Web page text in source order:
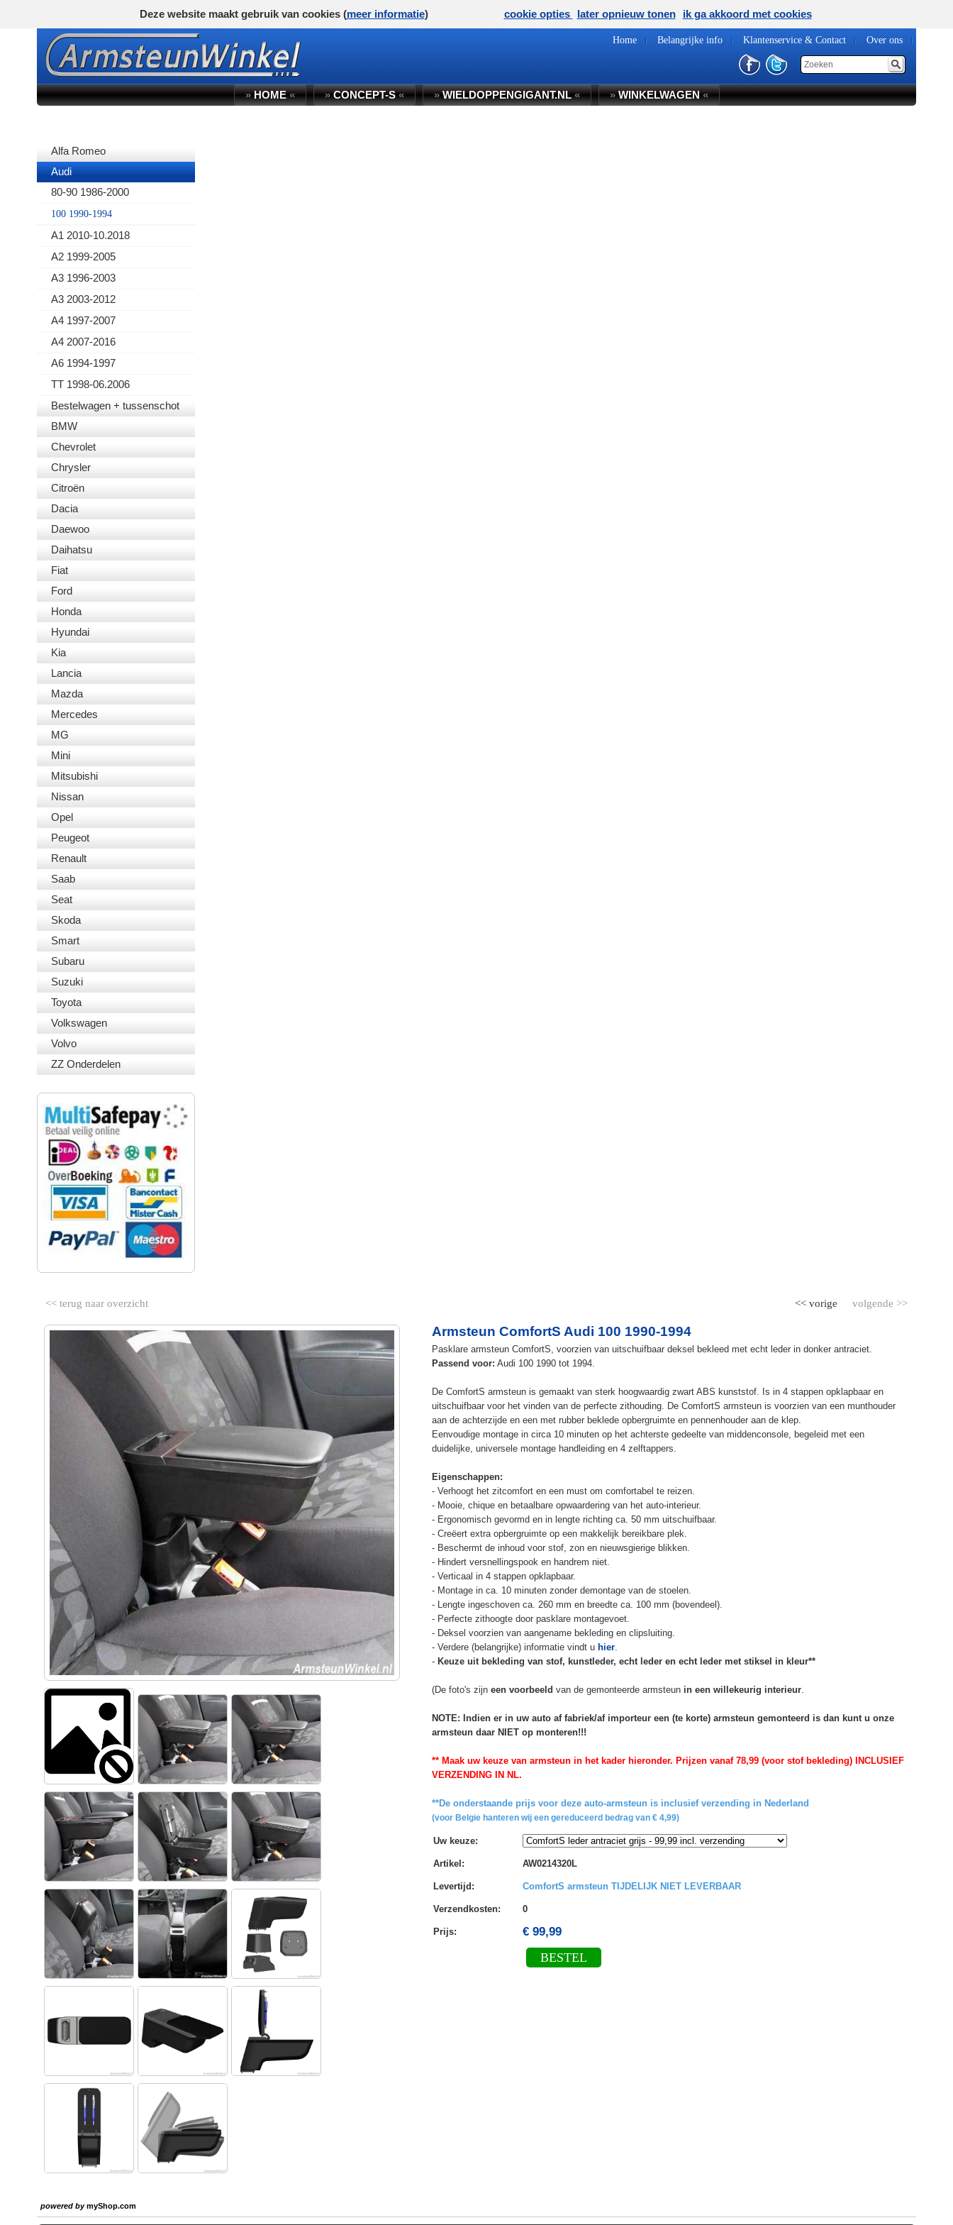
Home Belangrijke info Klantenservice & Contact Over ons
»HOME« »CONCEPT-S« »WIELDOPPENGIGANT.NL« »WINKELWAGEN«
Alfa Romeo
Audi
80-90 1986-2000
100 1990-1994
A1 2010-10.2018
A2 1999-2005
A3 1996-2003
A3 2003-2012
A4 1997-2007
A4 2007-2016
A6 1994-1997
TT 1998-06.2006
Bestelwagen + tussenschot
BMW
Chevrolet
Chrysler
Citroën
Dacia
Daewoo
Daihatsu
Fiat
Ford
Honda
Hyundai
Kia
Lancia
Mazda
Mercedes
MG
Mini
Mitsubishi
Nissan
Opel
Peugeot
Renault
Saab
Seat
Skoda
Smart
Subaru
Suzuki
Toyota
Volkswagen
Volvo
ZZ Onderdelen
<< terug naar overzicht volgende >>
<< vorige
Armsteun ComfortS Audi 100 1990-1994
Pasklare armsteun ComfortS, voorzien van uitschuifbaar deksel bekleed met echt leder in donker antraciet.
Passend voor: Audi 100 1990 tot 1994.
De ComfortS armsteun is gemaakt van sterk hoogwaardig zwart ABS kunststof. Is in 4 stappen opklapbaar en
uitschuifbaar voor het vinden van de perfecte zithouding. De ComfortS armsteun is voorzien van een munthouder
aan de achterzijde en een met rubber beklede opbergruimte en pennenhouder aan de klep.
Eenvoudige montage in circa 10 minuten op het achterste gedeelte van middenconsole, begeleid met een
duidelijke, universele montage handleiding en 4 zelftappers.
Eigenschappen:
- Verhoogt het zitcomfort en een must om comfortabel te reizen.
- Mooie, chique en betaalbare opwaardering van het auto-interieur.
- Ergonomisch gevormd en in lengte richting ca. 50 mm uitschuifbaar.
- Creëert extra opbergruimte op een makkelijk bereikbare plek.
- Beschermt de inhoud voor stof, zon en nieuwsgierige blikken.
- Hindert versnellingspook en handrem niet.
- Verticaal in 4 stappen opklapbaar.
- Montage in ca. 10 minuten zonder demontage van de stoelen.
- Lengte ingeschoven ca. 260 mm en breedte ca. 100 mm (bovendeel).
- Perfecte zithoogte door pasklare montagevoet.
- Deksel voorzien van aangename bekleding en clipsluiting.
- Verdere (belangrijke) informatie vindt u hier.
- Keuze uit bekleding van stof, kunstleder, echt leder en echt leder met stiksel in kleur**
(De foto's zijn een voorbeeld van de gemonteerde armsteun in een willekeurig interieur.
NOTE: Indien er in uw auto af fabriek/af importeur een (te korte) armsteun gemonteerd is dan kunt u onze
armsteun daar NIET op monteren!!!
** Maak uw keuze van armsteun in het kader hieronder. Prijzen vanaf 78,99 (voor stof bekleding) INCLUSIEF
VERZENDING IN NL.
**De onderstaande prijs voor deze auto-armsteun is inclusief verzending in Nederland
(voor Belgie hanteren wij een gereduceerd bedrag van € 4,99)
Uw keuze:
Artikel : AW0214320L
Levertijd : ComfortS armsteun TIJDELIJK NIET LEVERBAAR
Verzendkosten: 0
Prijs: € 99,99
BESTEL
powered bymyShop.com
Deze website maakt gebruik van cookies (meer informatie) cookie opties later opnieuw tonen ik ga akkoord met cookies